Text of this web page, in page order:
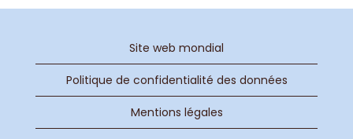
Site web mondial
Politique de confidentialité des données
Mentions légales